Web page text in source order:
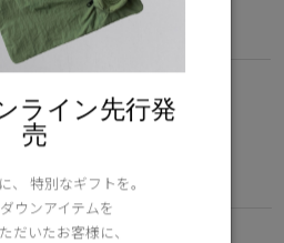
での視認性を高めます。
LIGHTWEIGHT
5°C / -5°C
アクティブな活動に適した軽さ
Learn more about TEI
ライン先行発
売
、 特別なギフトを。
ウンアイテムを
だいたお客様に、